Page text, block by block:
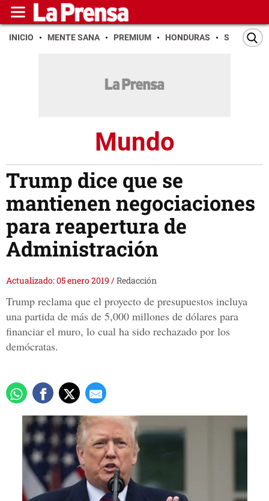
INICIO MENTE SANA PREMIUM HONDURAS SAN PEDRO
Mundo
Trump dice que se
mantienen negociaciones
para reapertura de
Administración
Actualizado: 05 enero 2019 /Redacción
Trump reclama que el proyecto de presupuestos incluya
una partida de más de 5,000 millones de dólares para
financiar el muro, lo cual ha sido rechazado por los
demócratas.